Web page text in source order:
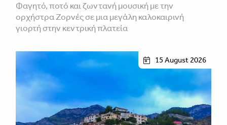
Φαγητό, ποτό και ζωντανή μουσική με την
ορχήστρα Ζορνές σε μια μεγάλη καλοκαιρινή
γιορτή στην κεντρική πλατεία
15 August 2026